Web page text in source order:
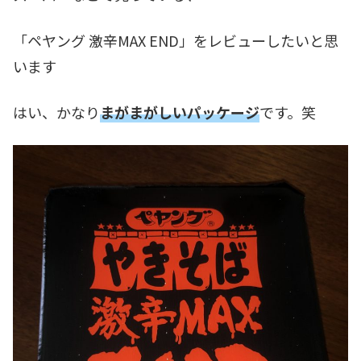
「ペヤング 激辛MAX END」をレビューしたいと思
います
はい、かなりまがまがしいパッケージです。笑